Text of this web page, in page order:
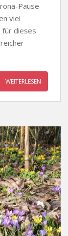
Pause
viel
für dieses
WEITERLESEN